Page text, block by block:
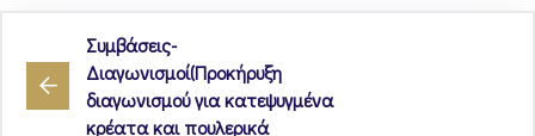
Συμβάσεις-
Διαγωνισμοί(Προκήρυξη
διαγωνισμού για κατεψυγμένα
κρέατα και πουλερικά